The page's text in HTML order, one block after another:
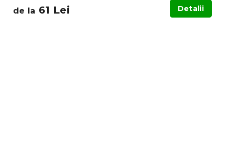
de la 61 Lei Detalii